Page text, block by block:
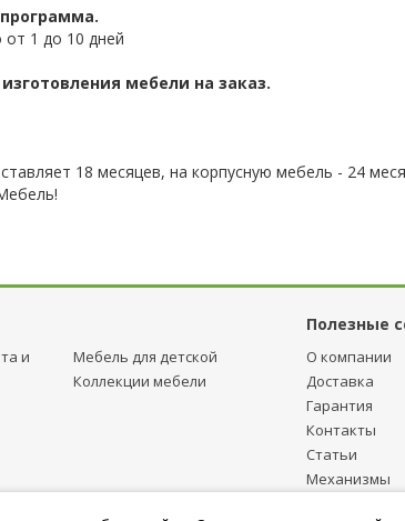
1 до 10 дней
мебели на заказ.
18 месяцев, на корпусную мебель - 24
Полезные
и
Мебель для детcкой
Коллекции мебели
О компании
Доставка
Гарантия
Контакты
Статьи
Механизмы